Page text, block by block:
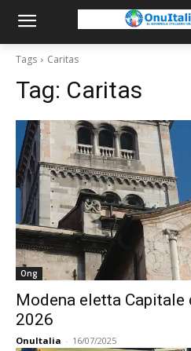
Tags Caritas
Tag: Caritas
Ong
Modena eletta
2026
OnuItalia - 16/07/2025